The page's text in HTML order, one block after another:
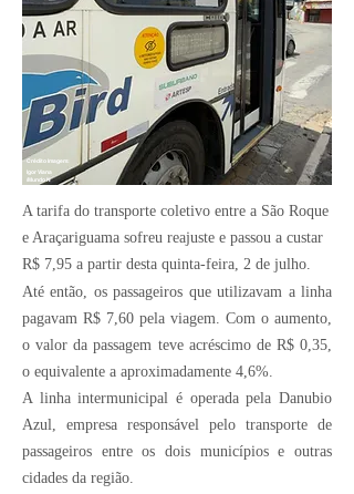
Igor Viana
/Mundo N
Crédito Imagem:
A tarifa do transporte coletivo entre a São Roque
e Araçariguama sofreu reajuste e passou a custar
R$ 7,95 a partir desta quinta-feira, 2 de julho.
Até então, os passageiros que utilizavam a linha
pagavam R$ 7,60 pela viagem. Com o aumento,
o valor da passagem teve acréscimo de R$ 0,35,
o equivalente a aproximadamente 4,6%.
A linha intermunicipal é operada pela Danubio
Azul , empresa responsável pelo transporte de
passageiros entre os dois municípios e outras
cidades da região.